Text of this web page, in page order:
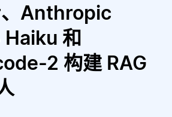
Anthropic
和
2 构建 RAG